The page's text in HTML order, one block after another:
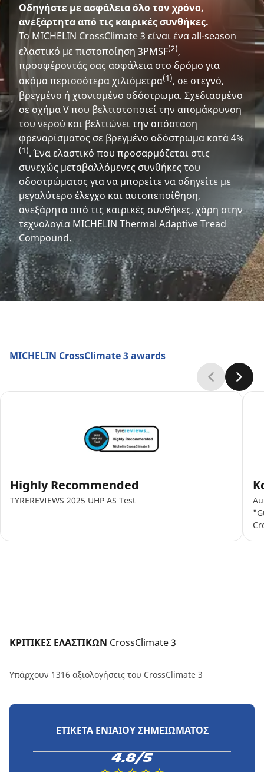
Οδηγήστε με ασφάλεια όλο τον χρόνο,
ανεξάρτητα από τις καιρικές συνθήκες.
Το MICHELIN CrossClimate 3 είναι ένα all-season
ελαστικό με πιστοποίηση 3PMSF(2),
προσφέροντάς σας ασφάλεια στο δρόμο για
ακόμα περισσότερα χιλιόμετρα(1), σε στεγνό,
βρεγμένο ή χιονισμένο οδόστρωμα. Σχεδιασμένο
σε σχήμα V που βελτιστοποιεί την απομάκρυνση
του νερού και βελτιώνει την απόσταση
φρεναρίσματος σε βρεγμένο οδόστρωμα κατά 4%
(1). Ένα ελαστικό που προσαρμόζεται στις
συνεχώς μεταβαλλόμενες συνθήκες του
οδοστρώματος για να μπορείτε να οδηγείτε με
μεγαλύτερο έλεγχο και αυτοπεποίθηση,
ανεξάρητα από τις καιρικές συνθήκες, χάρη στην
τεχνολογία MICHELIN Thermal Adaptive Tread
Compound.
MICHELIN CrossClimate 3 awards
Highly Recommended
TYREREVIEWS 2025 UHP AS Test
ΚΡΙΤΙΚΕΣ ΕΛΑΣΤΙΚΩΝ CrossClimate 3
Υπάρχουν 1316 αξιολογήσεις του CrossClimate 3
ΕΤΙΚΈΤΑ ΕΝΙΑΊΟΥ ΣΗΜΕΙΏΜΑΤΟΣ
4.8/5